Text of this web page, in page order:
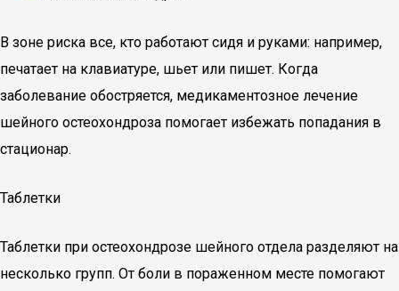
В зоне риска все, кто работают сидя и руками: например,
печатает на клавиатуре, шьет или пишет. Когда
заболевание обостряется, медикаментозное лечение
шейного остеохондроза помогает избежать попадания в
стационар.
Таблетки
Таблетки при остеохондрозе шейного отдела разделяют на
несколько групп. От боли в пораженном месте помогают